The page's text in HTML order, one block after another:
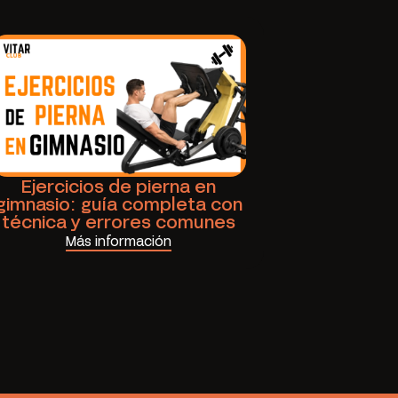
Ejercicios de pierna en
guía completa con
técnica y errores comunes
Más información